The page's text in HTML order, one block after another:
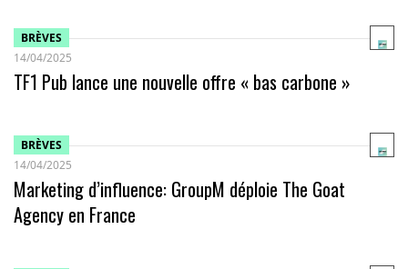
BRÈVES
14/04/2025
TF1 Pub lance une nouvelle offre « bas carbone »
BRÈVES
14/04/2025
Marketing d’influence: GroupM déploie The Goat
Agency en France